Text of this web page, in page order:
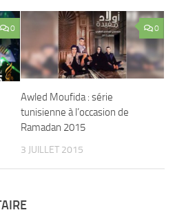
0 0
Awled Moufida : série
tunisienne à l’occasion de
Ramadan 2015
3 JUILLET 2015